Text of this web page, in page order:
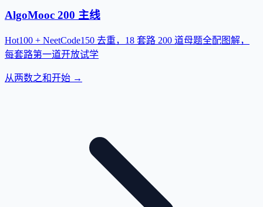
AlgoMooc 200 主线
Hot100 + NeetCode150 去重，18 套路 200 道母题全配图解，
每套路第一道开放试学
从两数之和开始 →